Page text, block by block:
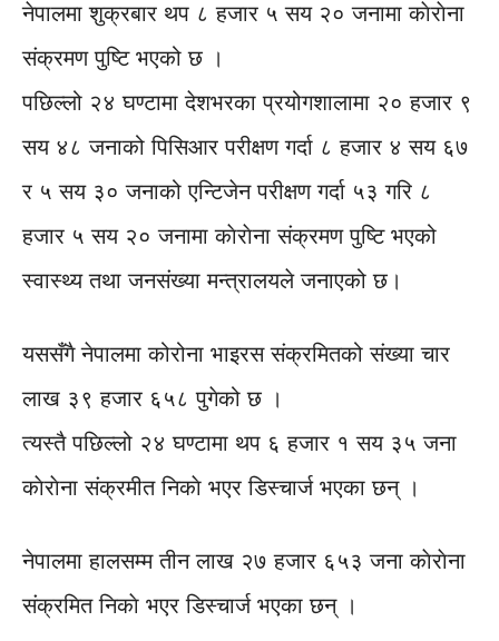
नेपालमा शुक्रबार थप ८ हजार ५ सय २० जनामा काेराेना
संक्रमण पुष्टि भएको छ ।
पछिल्लो २४ घण्टामा देशभरका प्रयोगशालामा २० हजार ९
सय ४८ जनाको पिसिआर परीक्षण गर्दा ८ हजार ४ सय ६७
र ५ सय ३० जनाको एन्टिजेन परीक्षण गर्दा ५३ गरि ८
हजार ५ सय २० जनामा काेराेना संक्रमण पुष्टि भएको
स्वास्थ्य तथा जनसंख्या मन्त्रालयले जनाएको छ।
यससँगै नेपालमा कोरोना भाइरस संक्रमितको संख्या चार
लाख ३९ हजार ६५८ पुगेको छ ।
त्यस्तै पछिल्लो २४ घण्टामा थप ६ हजार १ सय ३५ जना
काेराेना संक्रमीत निकाे भएर डिस्चार्ज भएका छन् ।
नेपालमा हालसम्म तीन लाख २७ हजार ६५३ जना काेराेना
संक्रमित निकाे भएर डिस्चार्ज भएका छन् ।